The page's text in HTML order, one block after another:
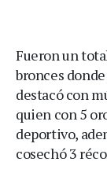
Fueron un
bronces
destacó con
quien con 5
deportivo,
cosechó 3